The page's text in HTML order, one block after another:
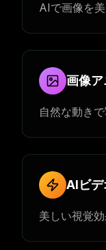
AIで画像を
画像
自然な動き
AIビデ
美しい視覚